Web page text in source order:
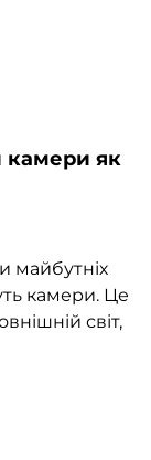
камери як
майбутніх
камери. Це
світ,